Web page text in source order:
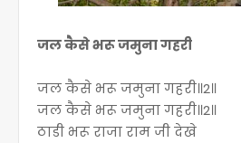
जल कैसे भरू जमुना गहरी
जल कैसे भरू जमुना गहरी॥2॥
जल कैसे भरू जमुना गहरी॥2॥
ठाडी भरू राजा राम जी देखे